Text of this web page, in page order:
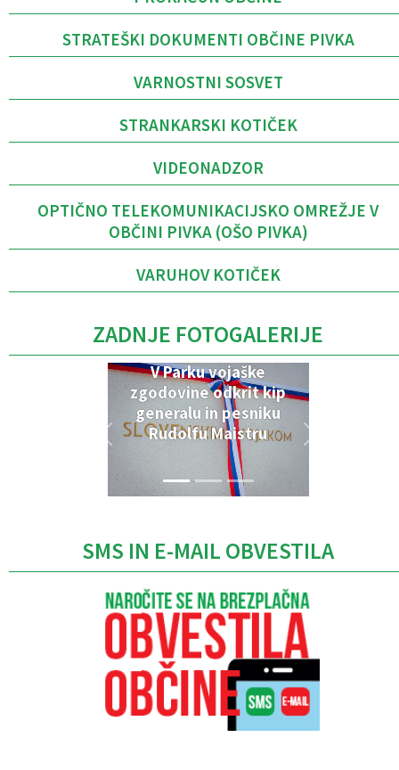
STRATEŠKI DOKUMENTI OBČINE PIVKA
VARNOSTNI SOSVET
STRANKARSKI KOTIČEK
VIDEONADZOR
OPTIČNO TELEKOMUNIKACIJSKO OMREŽJE V
OBČINI PIVKA (OŠO PIVKA)
VARUHOV KOTIČEK
ZADNJE FOTOGALERIJE
V Parku vojaške
zgodovine odkrit kip
generalu in pesniku
Rudolfu Maistru
SMS IN E-MAIL OBVESTILA